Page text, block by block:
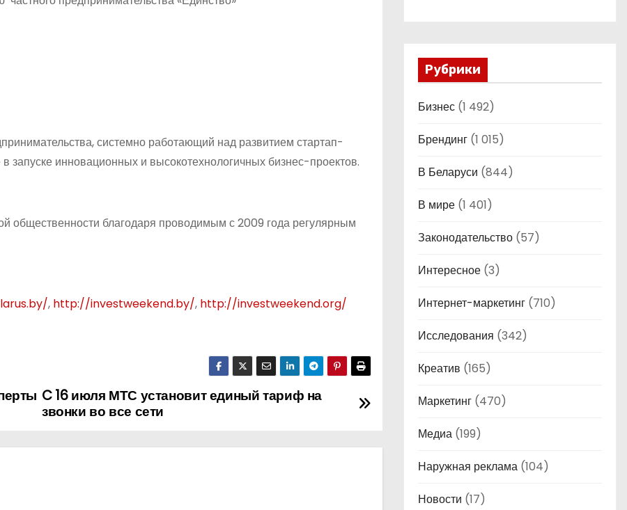
системно работающий над развитием стартап-
запуске инновационных и высокотехнологичных бизнес-проектов.
общественности благодаря проводимым с 2009 года регулярным
, http://investweekend.by/, http://investweekend.org/
C 16 июля МТС установит единый тариф на
звонки во все сети
Рубрики
Бизнес (1 492)
Брендинг (1 015)
В Беларуси (844)
В мире (1 401)
Законодательство (57)
Интересное (3)
Интернет-маркетинг (710)
Исследования (342)
Креатив (165)
Маркетинг (470)
Медиа (199)
Наружная реклама (104)
Новости (17)